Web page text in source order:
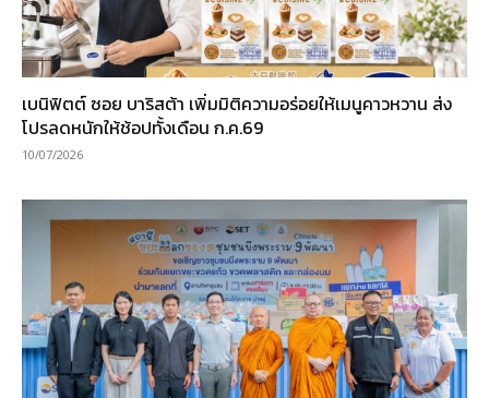
เบนิฟิตต์ ซอย บาริสต้า เพิ่มมิติความอร่อยให้เมนูคาวหวาน ส่ง
โปรลดหนักให้ช้อปทั้งเดือน ก.ค.69
10/07/2026